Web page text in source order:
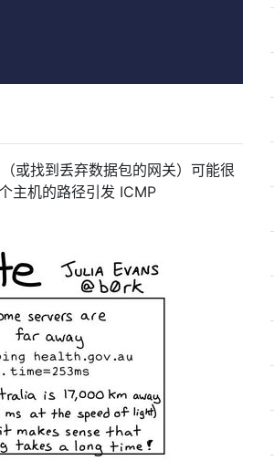
或找到丢弃数据包的网关）可能很
主机的路径引发 ICMP